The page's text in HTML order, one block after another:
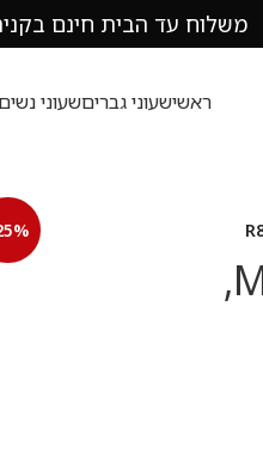
משלוח עד הבית חינם בקניה
ראשישעוני גבריםשעוני
שעון יד לגבר מזראטי Maserati,